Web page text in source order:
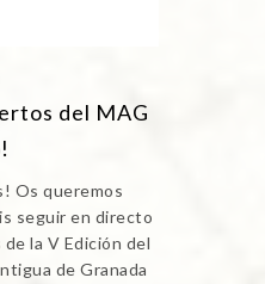
del MAG
Os queremos
seguir en directo
la V Edición del
de Granada